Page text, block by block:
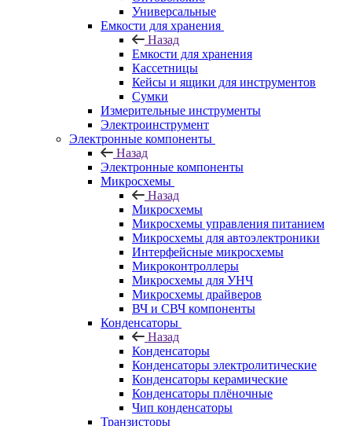
Универсальные
Емкости для хранения
Назад
Емкости для хранения
Кассетницы
Кейсы и ящики для инструментов
Сумки
Измерительные инструменты
Электроинструмент
Электронные компоненты
Назад
Электронные компоненты
Микросхемы
Назад
Микросхемы
Микросхемы управления питанием
Микросхемы для автоэлектроники
Интерфейсные микросхемы
Микроконтроллеры
Микросхемы для УНЧ
Микросхемы драйверов
ВЧ и СВЧ компоненты
Конденсаторы
Назад
Конденсаторы
Конденсаторы электролитические
Конденсаторы керамические
Конденсаторы плёночные
Чип конденсаторы
Транзисторы